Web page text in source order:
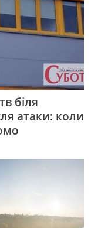
біля
атаки: коли